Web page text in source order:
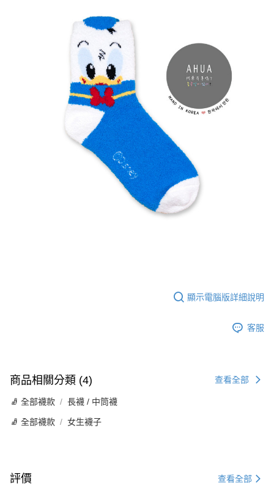
顯示電腦版詳細說明
客服
商品相關分類 (4) 查看全部
🧦 全部襪款 長襪 / 中筒襪
🧦 全部襪款 女生襪子
評價 查看全部